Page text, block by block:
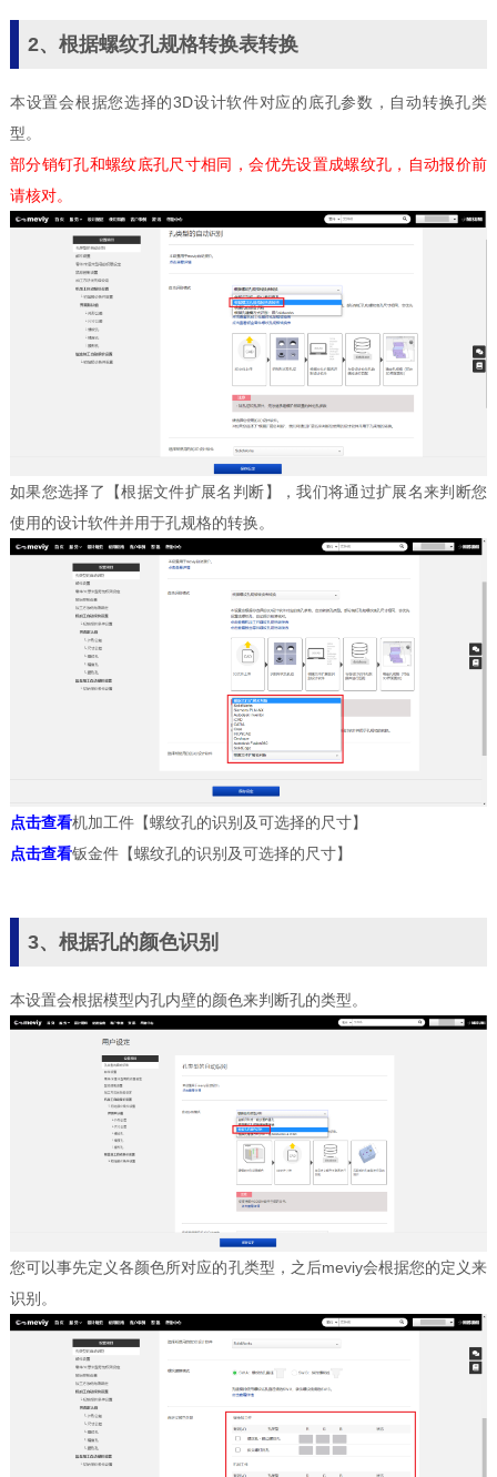
2、根据螺纹孔规格转换表转换
本设置会根据您选择的3D设计软件对应的底孔参数，自动转换孔类
型。
部分销钉孔和螺纹底孔尺寸相同，会优先设置成螺纹孔，自动报价前
请核对。
如果您选择了【根据文件扩展名判断】，我们将通过扩展名来判断您
使用的设计软件并用于孔规格的转换。
点击查看机加工件【螺纹孔的识别及可选择的尺寸】
点击查看钣金件【螺纹孔的识别及可选择的尺寸】
3、根据孔的颜色识别
本设置会根据模型内孔内壁的颜色来判断孔的类型。
您可以事先定义各颜色所对应的孔类型，之后meviy会根据您的定义来
识别。